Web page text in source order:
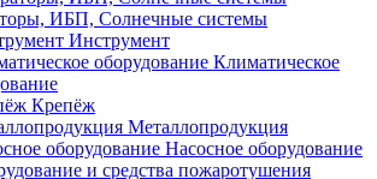
ИБП, Солнечные системы
Инструмент
Климатическое
Крепёж
Металлопродукция
Насосное оборудование